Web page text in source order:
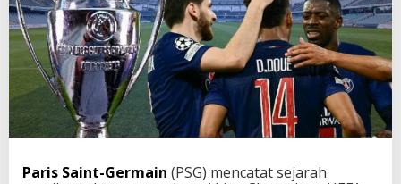
Paris Saint-Germain (PSG) mencatat sejarah